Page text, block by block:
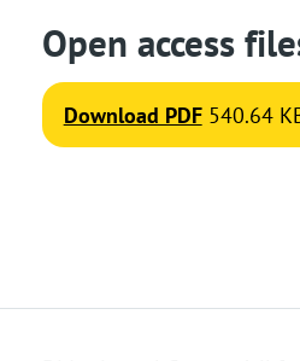
Open access
Download PDF 540.64